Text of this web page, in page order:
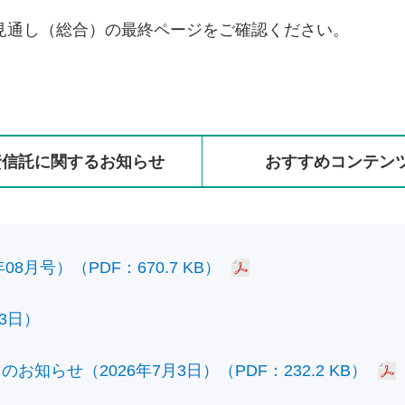
し（総合）の最終ページをご確認ください。
託に関するお知らせ おすすめコンテン
月号）（PDF：670.7 KB）
）
お知らせ（2026年7月3日）（PDF：232.2 KB）